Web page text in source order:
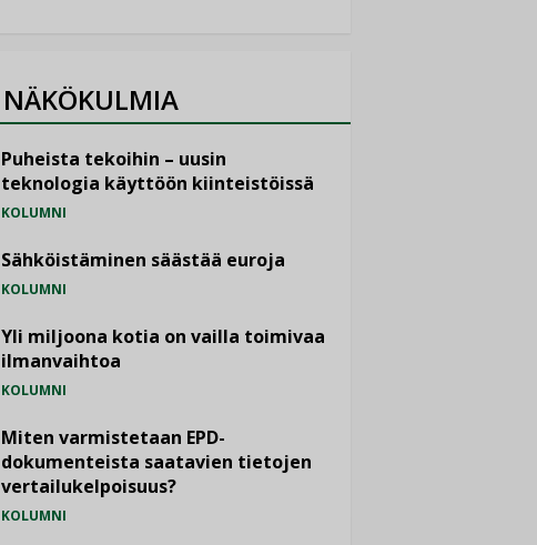
NÄKÖKULMIA
Puheista tekoihin – uusin
teknologia käyttöön kiinteistöissä
KOLUMNI
Sähköistäminen säästää euroja
KOLUMNI
Yli miljoona kotia on vailla toimivaa
ilmanvaihtoa
KOLUMNI
Miten varmistetaan EPD-
dokumenteista saatavien tietojen
vertailukelpoisuus?
KOLUMNI